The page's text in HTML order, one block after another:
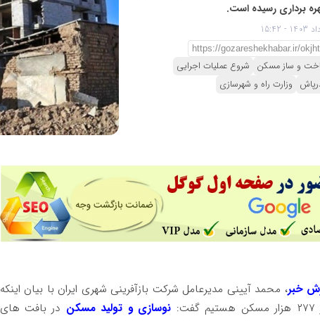
و ساز مسکن شروع عملیات اجرایی
وزارت راه و شهرسازی
خبر، محمد آیینی مدیرعامل شرکت بازآفرینی شهری ایران با بیان اینکه
نوسازی و تولید مسکن در بافت های